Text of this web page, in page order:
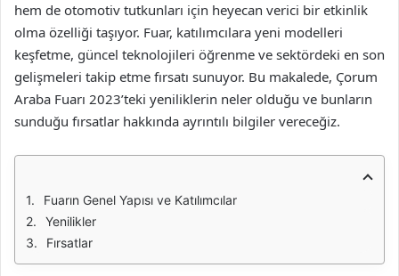
hem de otomotiv tutkunları için heyecan verici bir etkinlik
olma özelliği taşıyor. Fuar, katılımcılara yeni modelleri
keşfetme, güncel teknolojileri öğrenme ve sektördeki en son
gelişmeleri takip etme fırsatı sunuyor. Bu makalede, Çorum
Araba Fuarı 2023’teki yeniliklerin neler olduğu ve bunların
sunduğu fırsatlar hakkında ayrıntılı bilgiler vereceğiz.
Fuarın Genel Yapısı ve Katılımcılar
Yenilikler
Fırsatlar